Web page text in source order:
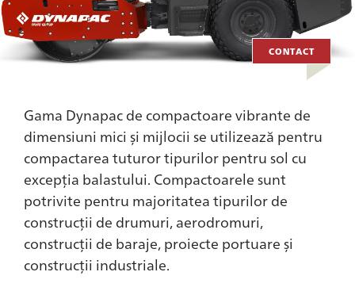
CONTACT
Gama Dynapac de compactoare vibrante de
dimensiuni mici și mijlocii se utilizează pentru
compactarea tuturor tipurilor pentru sol cu
excepția balastului. Compactoarele sunt
potrivite pentru majoritatea tipurilor de
construcții de drumuri, aerodromuri,
construcții de baraje, proiecte portuare și
construcții industriale.